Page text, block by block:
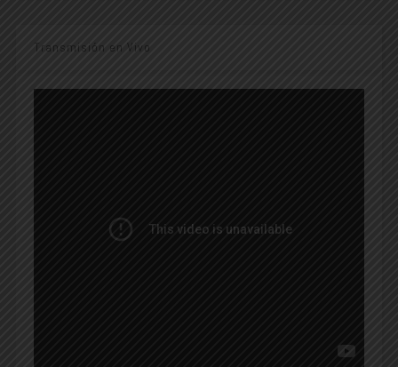
Transmisión en Vivo